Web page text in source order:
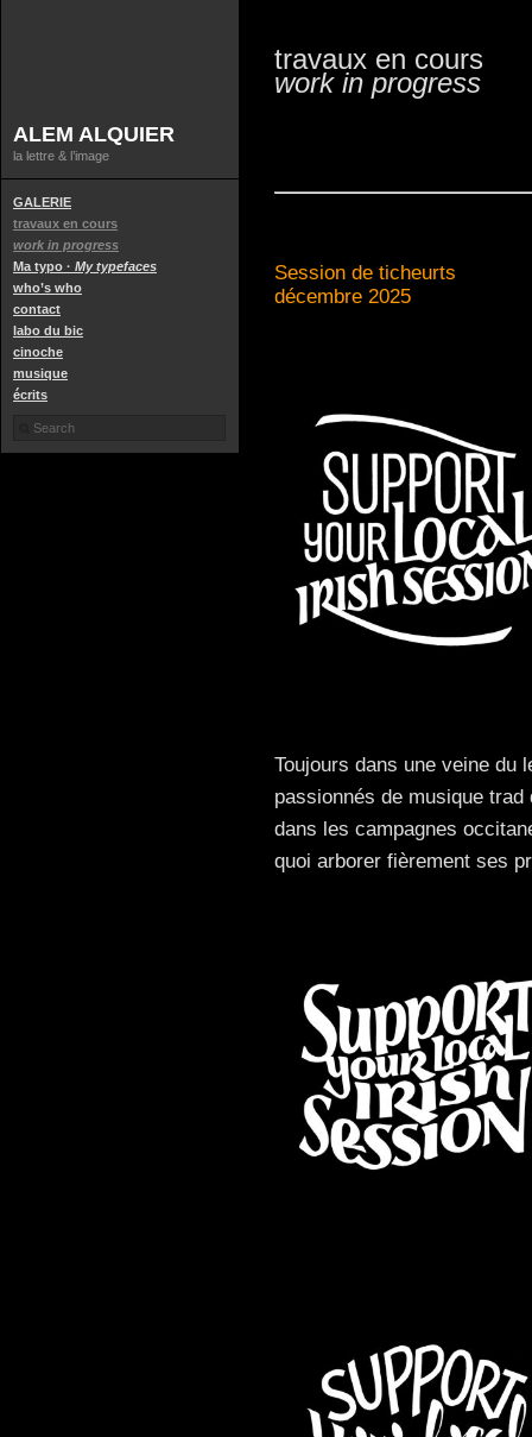
ALEM ALQUIER
la lettre & l’image
GALERIE
travaux en cours
work in progress
Ma typo · My typefaces
who’s who
contact
labo du bic
cinoche
musique
écrits
travaux en cours
work in progress
Session de ticheurts
décembre 2025
Toujours dans une veine du
passionnés de musique
dans les campagnes
quoi arborer fièrement ses